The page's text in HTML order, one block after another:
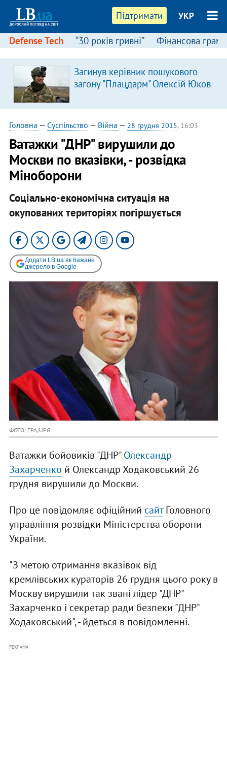
Підтримати УКР
Defense Tech “30 років гривні” Фінансова
Загинув керівник пошукового
загону "Плацдарм" Олексій Юков
Головна — Суспільство — Війна — 28 грудня 2015, 16:03
Ватажки "ДНР" вирушили до
Москви по вказівки, - розвідка
Міноборони
Соціально-економічна ситуація на
окупованих територіях погіршується
Додати LB.ua як бажане
джерело в Google
ФОТО: EPA/UPG
Ватажки бойовиків "ДНР"Олександр
Захарченко й Олександр Ходаковський 26
грудня вирушили до Москви.
Про це повідомляє офіційний сайтГоловного
управління розвідки Міністерства оборони
України.
"З метою отримання вказівок від
кремлівських кураторів 26 грудня цього року в
Москву вирушили так звані лідер "ДНР"
Захарченко і секретар ради безпеки "ДНР"
Ходаковський", - йдеться в повідомленні.
РЕКЛАМА